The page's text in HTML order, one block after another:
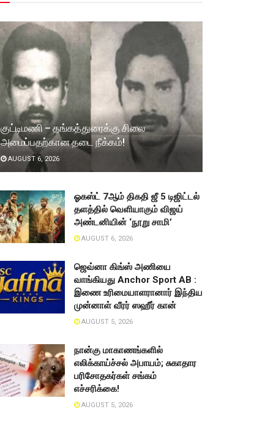
குட்டிமணி – தங்கத்துரைக்கு சிலை
அமைப்பதற்கான தடை நீக்கம்!
AUGUST 6, 2026
ஓகஸ்ட் 7ஆம் திகதி ஜீ 5 டிஜிட்டல்
தளத்தில் வெளியாகும் விஜய்
அண்டனியின் ‘நூறு சாமி’
AUGUST 6, 2026
ஜெவ்னா கிங்ஸ் அணியை
வாங்கியது Anchor Sport AB :
இணை உரிமையாளரானார் இந்திய
முன்னாள் வீரர் ஸஹீர் கான்
AUGUST 5, 2026
நான்கு மாகாணங்களில்
எலிக்காய்ச்சல் அபாயம்; சுகாதார
பரிசோதகர்கள் சங்கம்
எச்சரிக்கை!
AUGUST 5, 2026